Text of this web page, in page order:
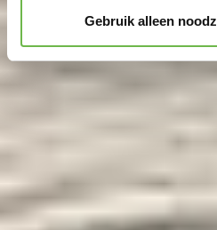
"Accepteer graag alle" of door
„Statistieken“ of „Marketing“
op "Selectie handmatig
VS zijn door het Europees Hof
gegevensbescherming volgens
bijzonder bestaat het risico
Amerikaanse autoriteiten
Gebruik alleen